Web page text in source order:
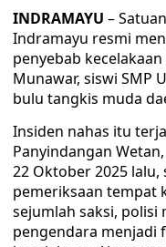
INDRAMAYU –
Indramayu resmi
penyebab
Munawar, siswi SMP
bulu tangkis muda
Insiden nahas itu
Panyindangan
22 Oktober 2025
pemeriksaan tempat
sejumlah saksi, polisi
pengendara menjadi